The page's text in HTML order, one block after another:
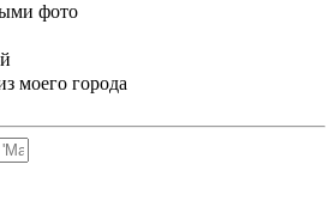
фото
моего города